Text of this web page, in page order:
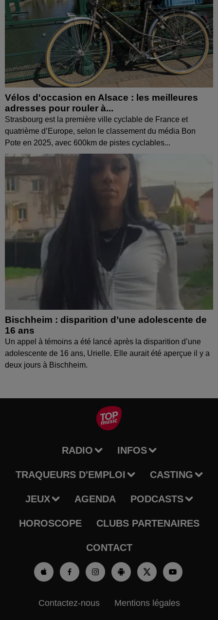
Vélos d'occasion en Alsace : les meilleures
adresses pour rouler à...
Strasbourg est la première ville cyclable de France et
quatrième d’Europe, selon le classement du média Bon
Pote en 2025, avec 600km de pistes cyclables...
Bischheim : disparition d’une adolescente de
16 ans
Un appel à témoins a été lancé après la disparition d’une
adolescente de 16 ans, Urielle. Elle aurait été aperçue il y a
deux jours à Bischheim.
RADIO INFOS
TRAQUEURS D'EMPLOI CASTING
JEUX AGENDA PODCASTS
HOROSCOPE CLUBS PARTENAIRES
CONTACT
Contactez-nous Mentions légales